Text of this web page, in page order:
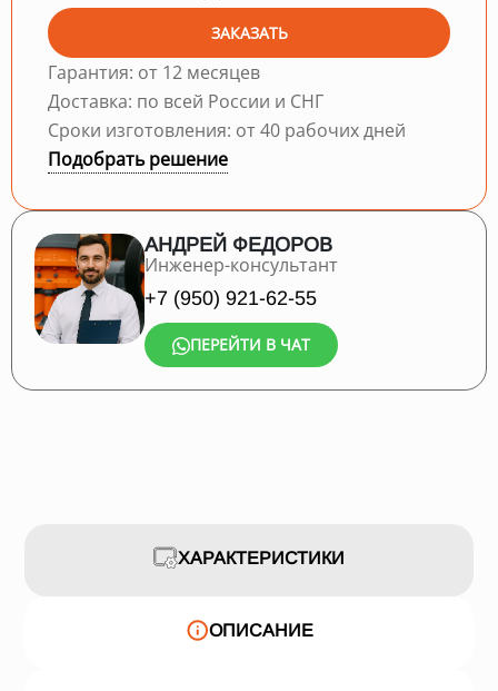
ЗАКАЗАТЬ
Гарантия: от 12 месяцев
Доставка: по всей России и СНГ
Сроки изготовления: от 40 рабочих дней
Подобрать решение
АНДРЕЙ ФЕДОРОВ
Инженер-консультант
+7 (950) 921-62-55
ПЕРЕЙТИ В ЧАТ
ХАРАКТЕРИСТИКИ
ОПИСАНИЕ